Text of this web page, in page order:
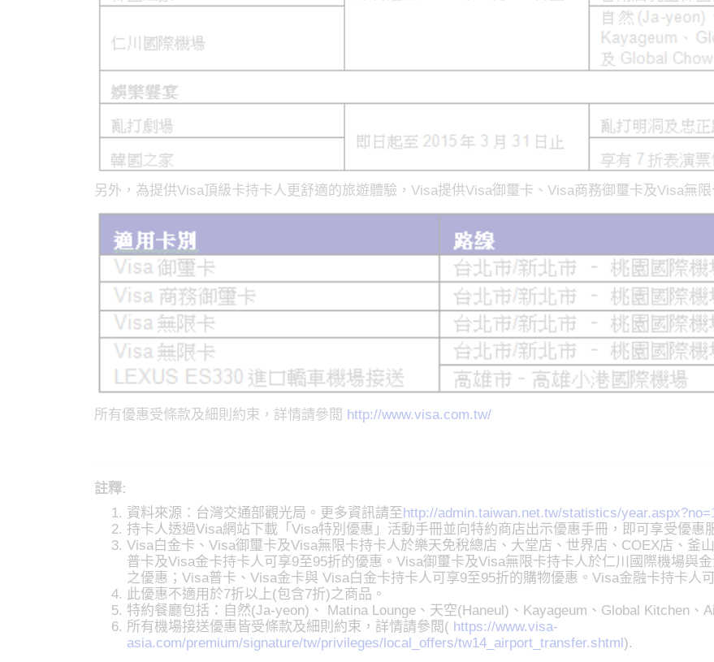
另外，為提供Visa頂級卡持卡人更舒適的旅遊體驗，Visa提供Visa御璽卡、Visa商務御璽卡及Visa無
所有優惠受條款及細則約束，詳情請參閲 http://www.visa.com.tw/
註釋:
資料來源：台灣交通部觀光局。更多資訊請至http://admin.taiwan.net.tw/statistics/
持卡人透過Visa網站下載「Visa特別優惠」活動手冊並向特約商店出示優惠手冊，即可享受優惠
Visa白金卡、Visa御璽卡及Visa無限卡持卡人於樂天免稅總店、大堂店、世界店、COEX店、釜
普卡及Visa金卡持卡人可享9至95折的優惠。Visa御璽卡及Visa無限卡持卡人於仁川國際機場與
之優惠；Visa普卡、Visa金卡與 Visa白金卡持卡人可享9至95折的購物優惠。Visa金融卡持卡人
此優惠不適用於7折以上(包含7折)之商品。
特約餐廳包括：自然(Ja-yeon)、 Matina Lounge、天空(Haneul)、Kayageum、Global Kitchen、
所有機場接送優惠皆受條款及細則約束，詳情請參閲( https://www.visa-
asia.com/premium/signature/tw/privileges/local_offers/tw14_airport_transfer.shtml).